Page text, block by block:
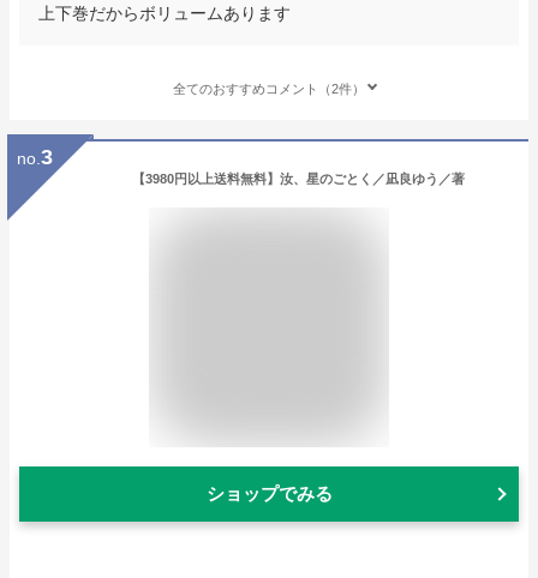
上下巻だからボリュームあります
全てのおすすめコメント（2件）
no. 3
【3980円以上送料無料】汝、星のごとく／凪良ゆう／著
ショップでみる